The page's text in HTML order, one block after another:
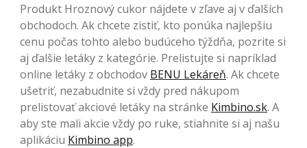
Produkt Hroznový cukor nájdete v zľave aj v ďalších
obchodoch. Ak chcete zistiť, kto ponúka najlepšiu
cenu počas tohto alebo budúceho týždňa, pozrite si
aj ďalšie letáky z kategórie. Prelistujte si napríklad
online letáky z obchodov BENU Lekáreň. Ak chcete
ušetriť, nezabudnite si vždy pred nákupom
prelistovať akciové letáky na stránke Kimbino.sk. A
aby ste mali akcie vždy po ruke, stiahnite si aj našu
aplikáciu Kimbino app.